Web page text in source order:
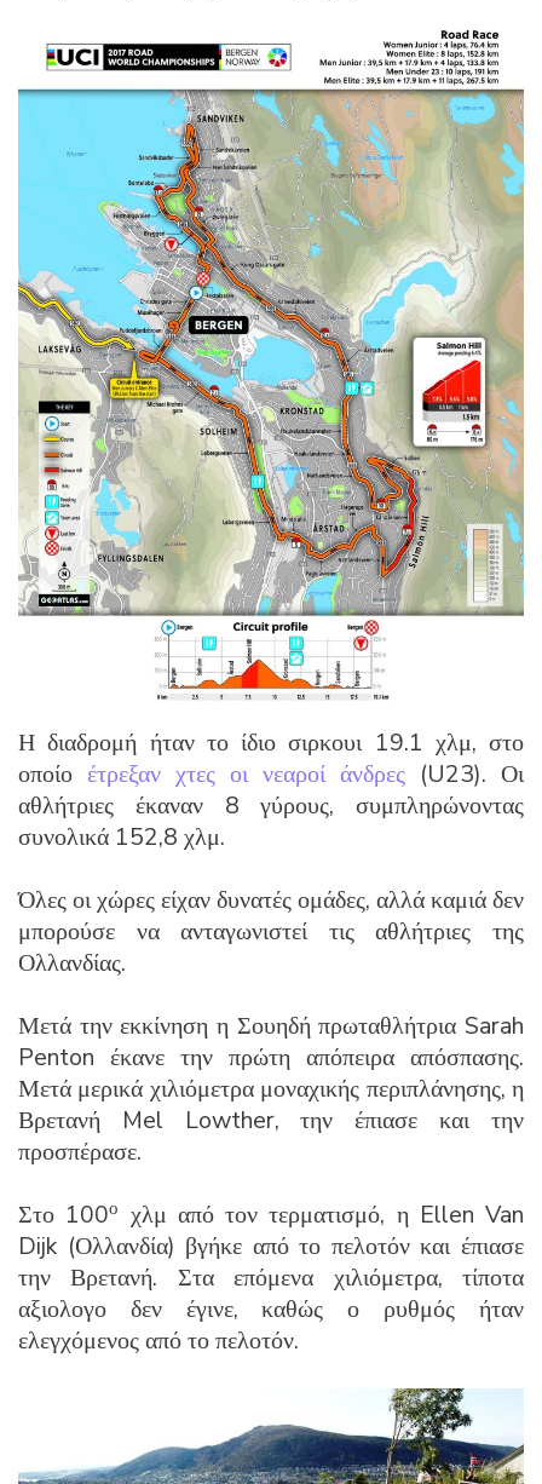
Η διαδρομή ήταν το ίδιο σιρκουι 19.1 χλμ, στο
οποίο έτρεξαν χτες οι νεαροί άνδρες (U23). Οι
αθλήτριες έκαναν 8 γύρους, συμπληρώνοντας
συνολικά 152,8 χλμ.
Όλες οι χώρες είχαν δυνατές ομάδες, αλλά καμιά δεν
μπορούσε να ανταγωνιστεί τις αθλήτριες της
Ολλανδίας.
Μετά την εκκίνηση η Σουηδή πρωταθλήτρια Sarah
Penton έκανε την πρώτη απόπειρα απόσπασης.
Μετά μερικά χιλιόμετρα μοναχικής περιπλάνησης, η
Βρετανή Mel Lowther, την έπιασε και την
προσπέρασε.
Στο 100ο χλμ από τον τερματισμό, η Ellen Van
Dijk (Ολλανδία) βγήκε από το πελοτόν και έπιασε
την Βρετανή. Στα επόμενα χιλιόμετρα, τίποτα
αξιολογο δεν έγινε, καθώς ο ρυθμός ήταν
ελεγχόμενος από το πελοτόν.